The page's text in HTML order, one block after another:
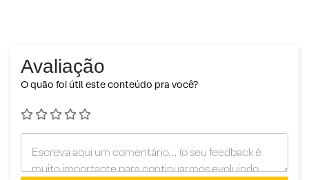
Avaliação
O quão foi útil este conteúdo pra você?